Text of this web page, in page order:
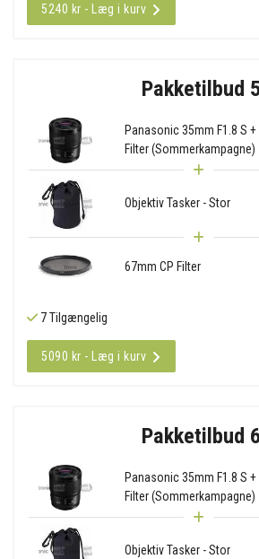
5240 kr - Læg i kurv
Pakketilbud
Panasonic 35mm F1.8 S
Filter (Sommerkampagne)
Objektiv Tasker - Stor
67mm CP Filter
7 Tilgængelig
5090 kr - Læg i kurv
Pakketilbud
Panasonic 35mm F1.8 S
Filter (Sommerkampagne)
Objektiv Tasker - Stor